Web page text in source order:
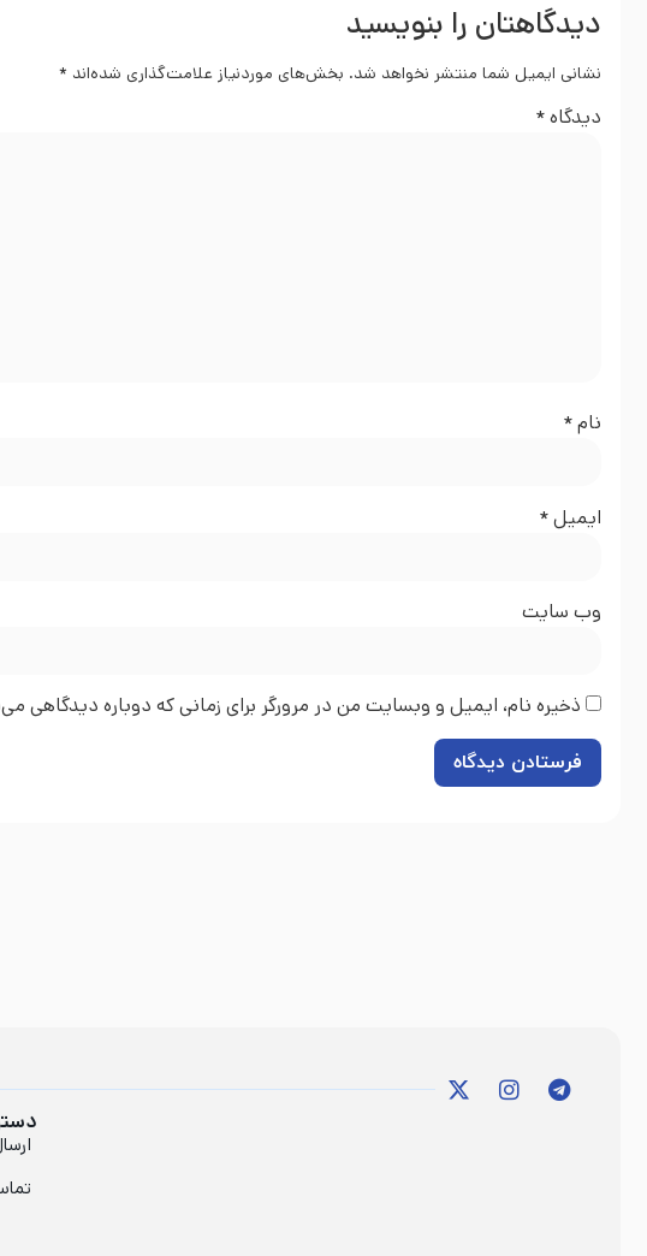
دیدگاهتان را بنویسید
نشانی ایمیل شما منتشر نخواهد شد. بخش‌های موردنیاز علامت‌گذاری شده‌اند *
دیدگاه*
نام*
ایمیل*
وب‌ سایت
ذخیره نام، ایمیل و وبسایت من در مرورگر برای زمانی که دوباره دیدگاهی